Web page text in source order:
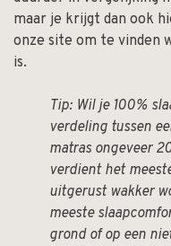
maar je krijgt dan ook
onze site om te vinden
is.
Tip: Wil je 100%
verdeling tussen
matras ongeveer
verdient het
uitgerust wakker
meeste
grond of op een